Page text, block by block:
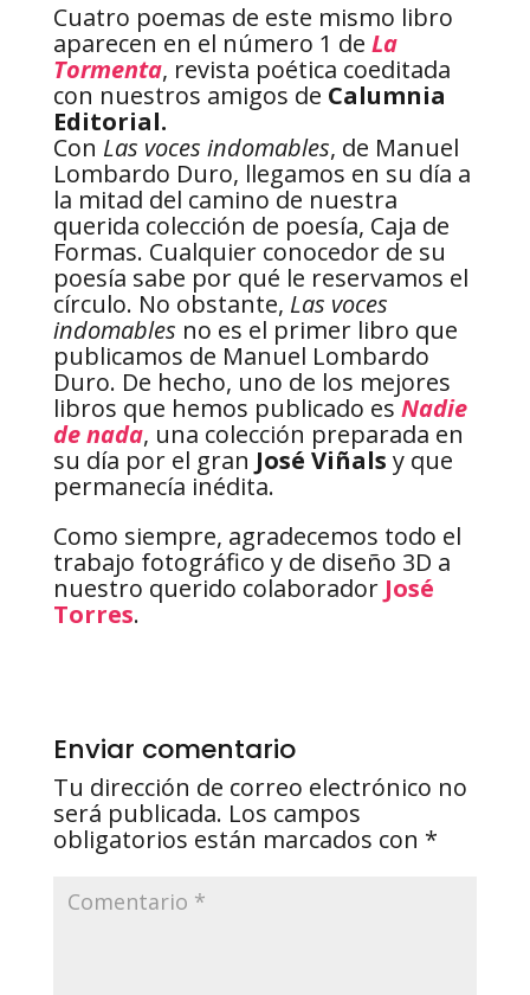
Cuatro poemas de este mismo libro
aparecen en el número 1 de La
Tormenta, revista poética coeditada
con nuestros amigos de Calumnia
Editorial.
Con Las voces indomables, de Manuel
Lombardo Duro, llegamos en su día a
la mitad del camino de nuestra
querida colección de poesía, Caja de
Formas. Cualquier conocedor de su
poesía sabe por qué le reservamos el
círculo. No obstante, Las voces
indomables no es el primer libro que
publicamos de Manuel Lombardo
Duro. De hecho, uno de los mejores
libros que hemos publicado es Nadie
de nada, una colección preparada en
su día por el gran José Viñals y que
permanecía inédita.
Como siempre, agradecemos todo el
trabajo fotográfico y de diseño 3D a
nuestro querido colaborador José
Torres.
Enviar comentario
Tu dirección de correo electrónico no
será publicada. Los campos
obligatorios están marcados con *